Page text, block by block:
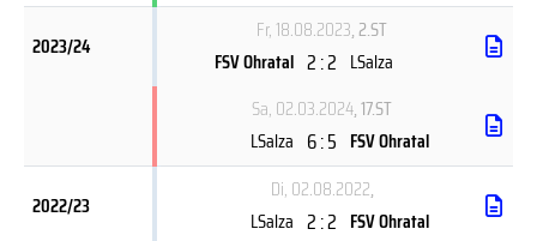
2023/24
Fr, 18.08.2023, 2.ST
FSV Ohratal 2 : 2 LSalza
Sa, 02.03.2024, 17.ST
LSalza 6 : 5 FSV Ohratal
2022/23
Di, 02.08.2022,
LSalza 2 : 2 FSV Ohratal